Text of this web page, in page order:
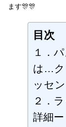
ます🎊🎊
目次
１．
は…ク
ッセン
２．
詳細ー